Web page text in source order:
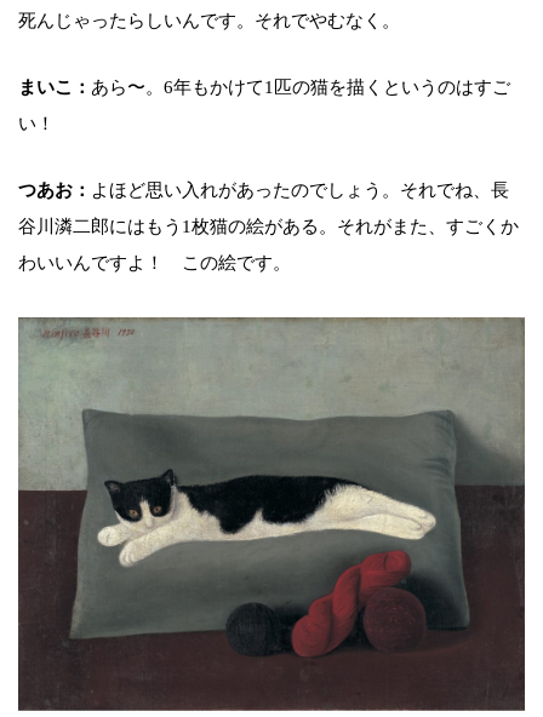
死んじゃったらしいんです。それでやむなく。
まいこ： あら〜。6年もかけて1匹の猫を描くというのはすご
い！
つあお： よほど思い入れがあったのでしょう。それでね、長
谷川潾二郎にはもう1枚猫の絵がある。それがまた、すごくか
わいいんですよ！ この絵です。